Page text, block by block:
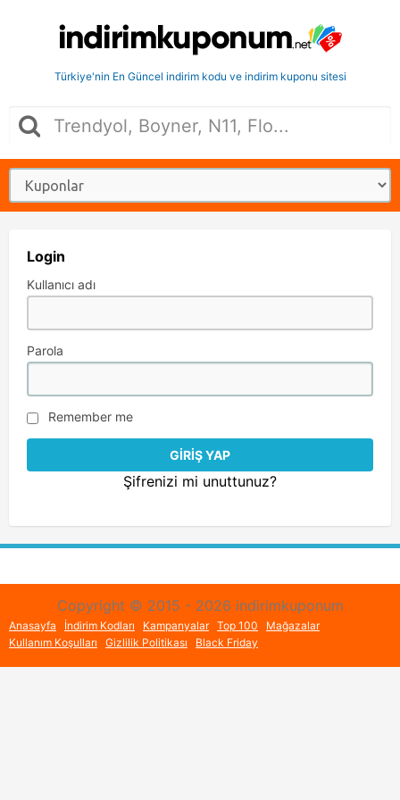
Türkiye'nin En Güncel indirim kodu ve indirim kuponu sitesi
Login
Kullanıcı adı
Parola
Remember me
Şifrenizi mi unuttunuz?
Copyright © 2015 - 2026 indirimkuponum
Anasayfa İndirim Kodları Kampanyalar Top 100
Mağazalar
Kullanım Koşulları
Gizlilik Politikası Black Friday